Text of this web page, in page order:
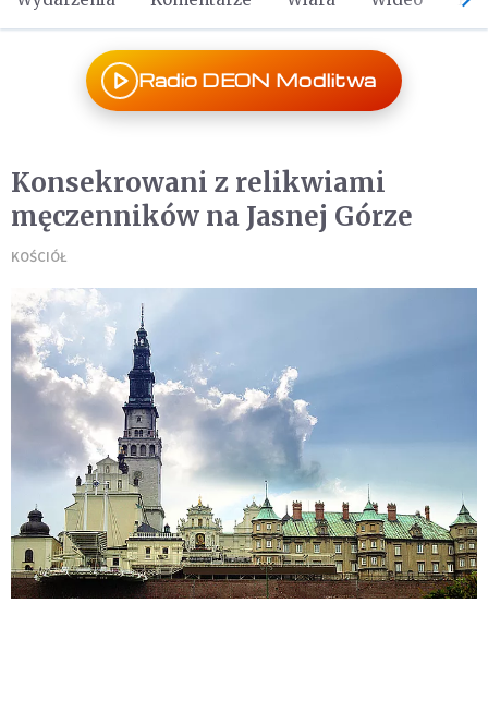
Radio DEON Modlitwa
Konsekrowani z relikwiami
męczenników na Jasnej Górze
KOŚCIÓŁ